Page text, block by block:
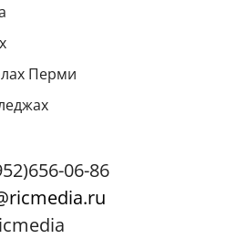
Перми
06-86